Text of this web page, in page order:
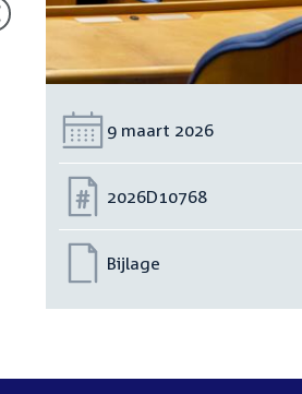
Datum:
9 maart 2026
Nummer:
2026D10768
Bijlage